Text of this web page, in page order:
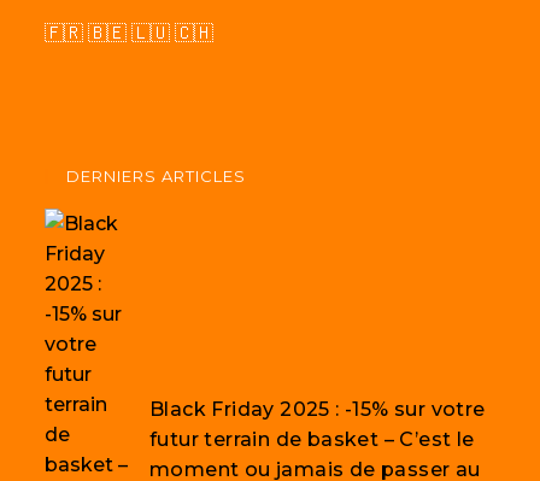
🇫🇷 🇧🇪 🇱🇺 🇨🇭
DERNIERS ARTICLES
Black Friday 2025 : -15% sur votre
futur terrain de basket – C’est le
moment ou jamais de passer au